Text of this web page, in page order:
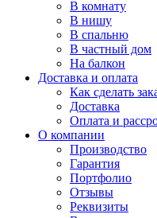
В комнату
В нишу
В спальню
В частный дом
На балкон
Доставка и оплата
Как сделать
Доставка
Оплата и
О компании
Производство
Гарантия
Портфолио
Отзывы
Реквизиты